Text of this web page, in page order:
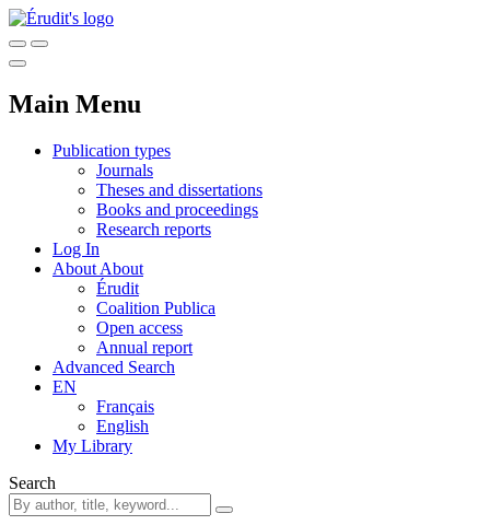
Main Menu
Publication types
Journals
Theses and dissertations
Books and proceedings
Research reports
Log In
About About
Érudit
Coalition Publica
Open access
Annual report
Advanced Search
EN
Français
English
My Library
Search